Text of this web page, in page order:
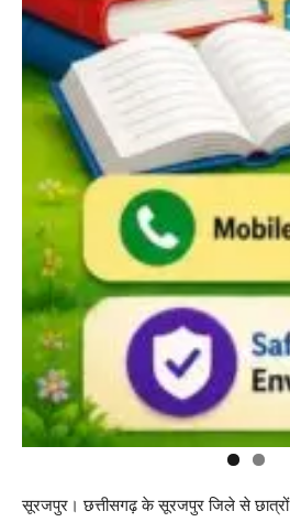
सूरजपुर। छत्तीसगढ़ के सूरजपुर जिले से